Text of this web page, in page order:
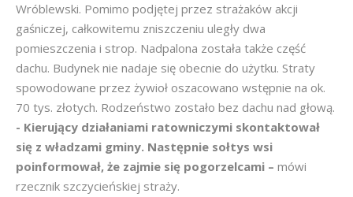
Wróblewski. Pomimo podjętej przez strażaków akcji
gaśniczej, całkowitemu zniszczeniu uległy dwa
pomieszczenia i strop. Nadpalona została także część
dachu. Budynek nie nadaje się obecnie do użytku. Straty
spowodowane przez żywioł oszacowano wstępnie na ok.
70 tys. złotych. Rodzeństwo zostało bez dachu nad głową.
- Kierujący działaniami ratowniczymi skontaktował
się z władzami gminy. Następnie sołtys wsi
poinformował, że zajmie się pogorzelcami – mówi
rzecznik szczycieńskiej straży.